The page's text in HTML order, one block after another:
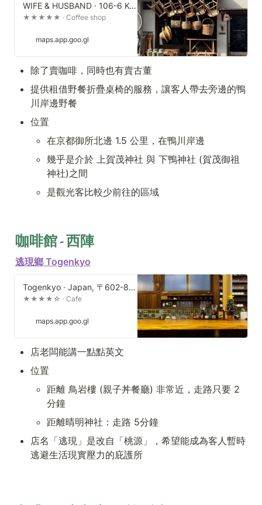
WIFE & HUSBAND · 106-6 Koyamashimouchikawaracho, Kita Ward, Kyoto, 603-8132, Japan
★★★★★ · Coffee shop
maps.app.goo.gl
除了賣咖啡，同時也有賣古董
提供租借野餐折疊桌椅的服務，讓客人帶去旁邊的鴨
川岸邊野餐
位置
在京都御所北邊 1.5 公里，在鴨川岸邊
幾乎是介於 上賀茂神社 與 下鴨神社 (賀茂御祖
神社)之間
是觀光客比較少前往的區域
咖啡館 - 西陣
逃現鄉 Togenkyo
Togenkyo · Japan, 〒602-8441 Kyoto, Kamigyo Ward, Kanzecho, 127-1
★★★★☆ · Cafe
maps.app.goo.gl
店老闆能講一點點英文
位置
距離 鳥岩樓 (親子丼餐廳) 非常近，走路只要 2
分鐘
距離晴明神社：走路 5分鐘
店名「逃現」是改自「桃源」，希望能成為客人暫時
逃避生活現實壓力的庇護所